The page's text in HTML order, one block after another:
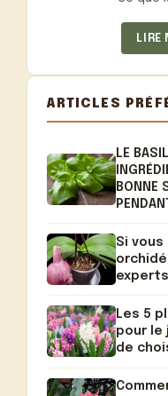
LIRE
ARTICLES
LE
BONNE
Si
Les 5
pour le
de